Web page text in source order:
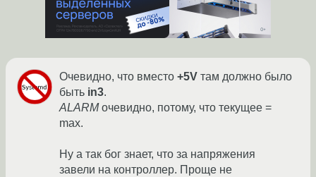
Очевидно, что вместо +5V там должно было
быть in3.
ALARMочевидно, потому, что текущее =
max.
Ну а так бог знает, что за напряжения
завели на контроллер. Проще не